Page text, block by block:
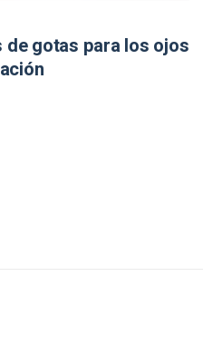
de gotas para los ojos